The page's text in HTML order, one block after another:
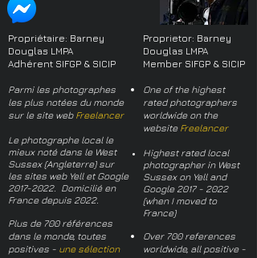
Propriétaire: Barney
Douglas LMPA
Adhérent SIFGP & SICIP
Parmi les photographes
les plus notées du monde
sur le site web Freelancer
Le photographe local le
mieux noté dans le West
Sussex (Angleterre) sur
les sites web Yell et Google
2017-2022. Domicilié en
France depuis 2022.
Plus de 700 références
dans le monde, toutes
positives - une sélection
Proprietor: Barney
Douglas LMPA
Member SIFGP & SICIP
One of the highest
rated photographers
worldwide on the
website Freelancer
Highest rated local
photographer in West
Sussex on Yell and
Google 2017 - 2022
(when I moved to
France)
Over 700 references
worldwide, all positive -